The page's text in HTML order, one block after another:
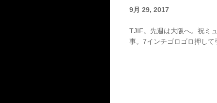
9月 29, 2017
TJIF。先週は大阪へ。祝ミ
事。7インチゴロゴロ押して